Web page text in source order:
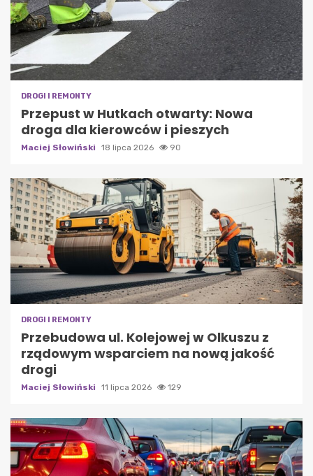
DROGI I REMONTY
Przepust w Hutkach otwarty: Nowa
droga dla kierowców i pieszych
Maciej Słowiński 18 lipca 2026 90
DROGI I REMONTY
Przebudowa ul. Kolejowej w Olkuszu z
rządowym wsparciem na nową jakość
drogi
Maciej Słowiński 11 lipca 2026 129